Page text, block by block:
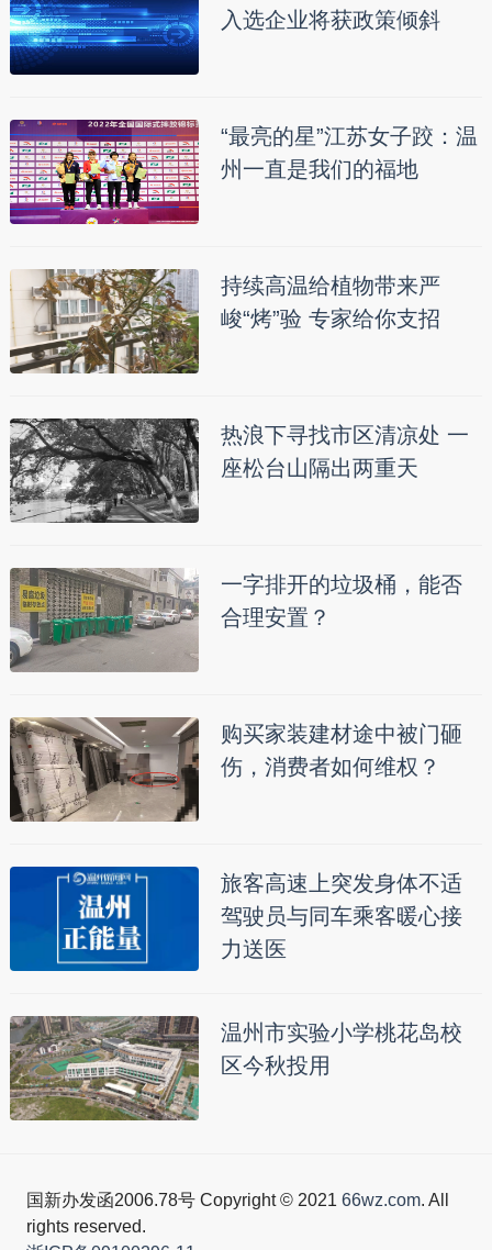
入选企业将获政策倾斜
“最亮的星”江苏女子跤：温
州一直是我们的福地
持续高温给植物带来严
峻“烤”验 专家给你支招
热浪下寻找市区清凉处 一
座松台山隔出两重天
一字排开的垃圾桶，能否
合理安置？
购买家装建材途中被门砸
伤，消费者如何维权？
旅客高速上突发身体不适
驾驶员与同车乘客暖心接
力送医
温州市实验小学桃花岛校
区今秋投用
国新办发函2006.78号 Copyright © 2021 66wz.com. All
rights reserved.